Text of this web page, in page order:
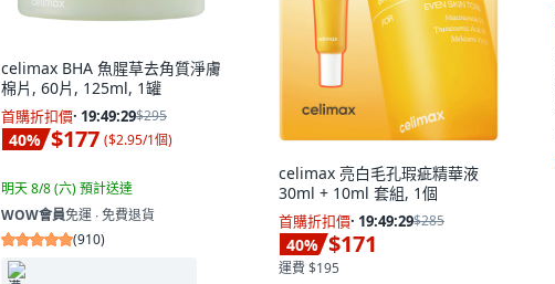
celimax BHA 魚腥草去角質淨膚
棉片, 60片, 125ml, 1罐
首購折扣價· 19:49:28$295
40% $177 ($2.95/1個)
明天 8/8 (六)預計送達
WOW會員免運 ∙ 免費退貨
(910)
celimax 亮白毛孔瑕疵精華液
30ml + 10ml 套組, 1個
首購折扣價· 19:49:28$285
40% $171
運費 $195